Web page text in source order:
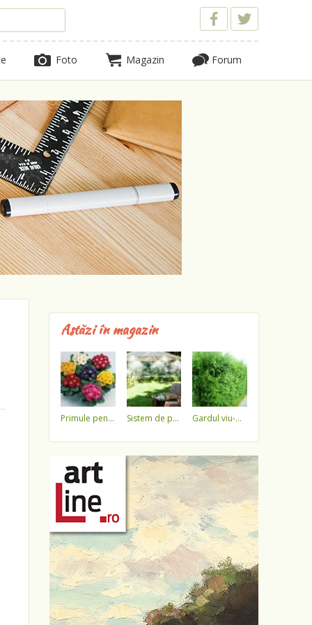
Foto Magazin Forum
Astăzi în magazin
primule pentru 1 martie 3,5 lei / ghiveci !!!! sistem de pulverizare a apei gardul viu-minune!